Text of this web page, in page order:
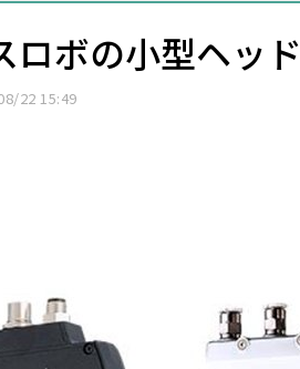
ロボの小型ヘッド
22 15:49